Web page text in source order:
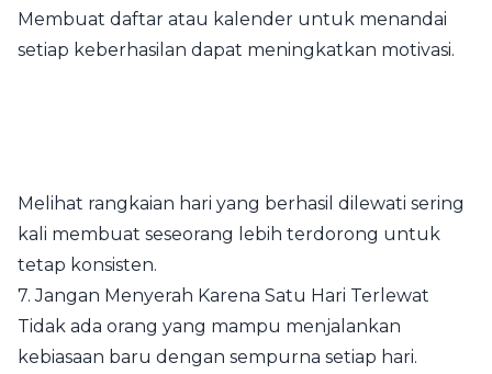
Membuat daftar atau kalender untuk menandai
setiap keberhasilan dapat meningkatkan motivasi.
Melihat rangkaian hari yang berhasil dilewati sering
kali membuat seseorang lebih terdorong untuk
tetap konsisten.
7. Jangan Menyerah Karena Satu Hari Terlewat
Tidak ada orang yang mampu menjalankan
kebiasaan baru dengan sempurna setiap hari.